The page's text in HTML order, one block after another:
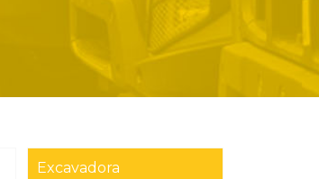
Excavadora